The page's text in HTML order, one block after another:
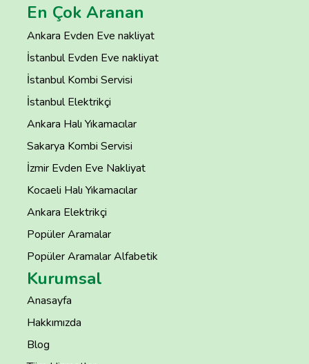
En Çok Aranan
Ankara Evden Eve nakliyat
İstanbul Evden Eve nakliyat
İstanbul Kombi Servisi
İstanbul Elektrikçi
Ankara Halı Yıkamacılar
Sakarya Kombi Servisi
İzmir Evden Eve Nakliyat
Kocaeli Halı Yıkamacılar
Ankara Elektrikçi
Popüler Aramalar
Popüler Aramalar Alfabetik
Kurumsal
Anasayfa
Hakkımızda
Blog